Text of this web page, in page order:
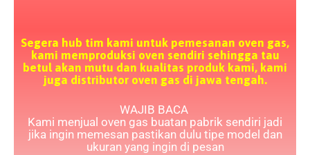
Segera hub tim kami untuk pemesanan oven gas,
kami memproduksi oven sendiri sehingga tau
betul akan mutu dan kualitas produk kami, kami
juga distributor oven gas di jawa tengah.
WAJIB BACA
Kami menjual oven gas buatan pabrik sendiri jadi
jika ingin memesan pastikan dulu tipe model dan
ukuran yang ingin di pesan